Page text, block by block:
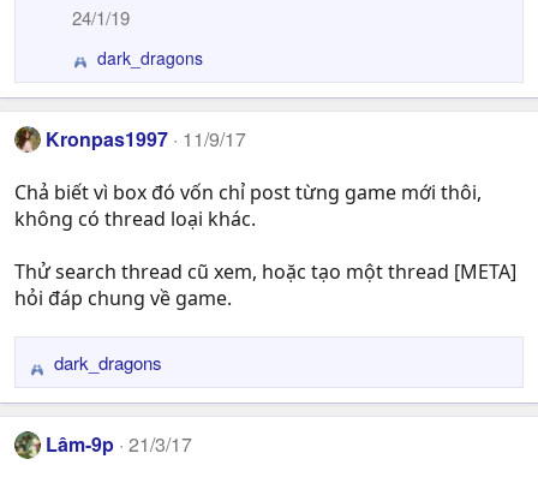
24/1/19
R
e
a
c
o
n
:
dark_dragons
Kronpas1997 11/9/17
Chả biết vì box đó vốn chỉ post từng game mới thôi,
không có thread loại khác.
Thử search thread cũ xem, hoặc tạo một thread [META]
hỏi đáp chung về game.
R
e
a
c
dark_dragons
Lâm-9p 21/3/17